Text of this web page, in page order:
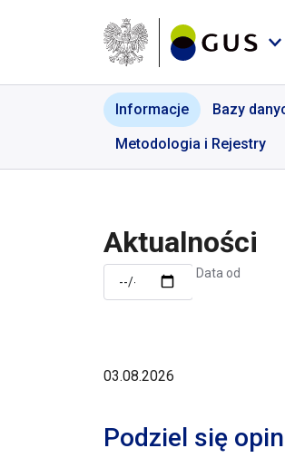
Aktualności |
Informacje Bazy
Metodologia i Rejestry
Aktualności
Data od
03.08.2026
Podziel się